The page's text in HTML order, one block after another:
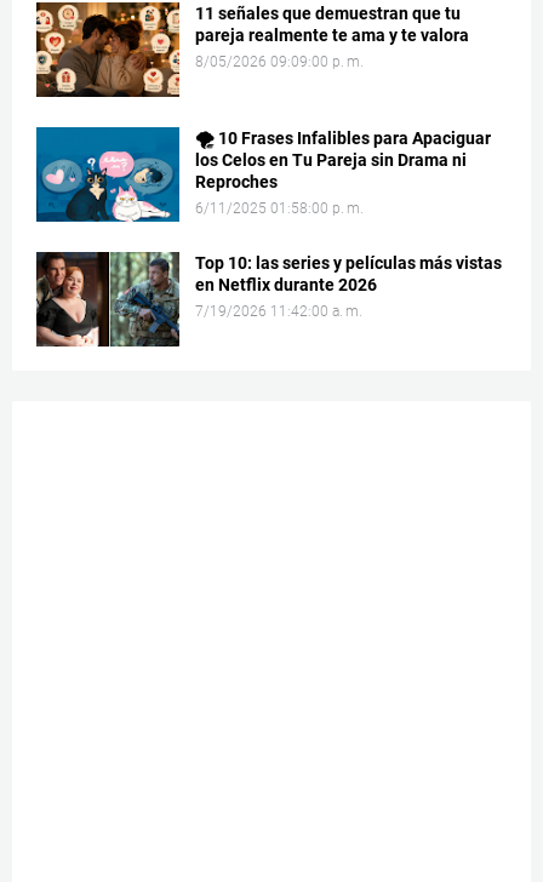
11 señales que demuestran que tu
pareja realmente te ama y te valora
8/05/2026 09:09:00 p. m.
🌪️ 10 Frases Infalibles para Apaciguar
los Celos en Tu Pareja sin Drama ni
Reproches
6/11/2025 01:58:00 p. m.
Top 10: las series y películas más vistas
en Netflix durante 2026
7/19/2026 11:42:00 a. m.